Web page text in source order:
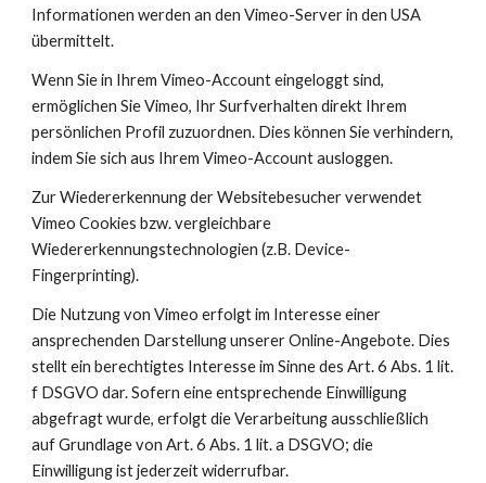
Informationen werden an den Vimeo-Server in den USA
übermittelt.
Wenn Sie in Ihrem Vimeo-Account eingeloggt sind,
ermöglichen Sie Vimeo, Ihr Surfverhalten direkt Ihrem
persönlichen Profil zuzuordnen. Dies können Sie verhindern,
indem Sie sich aus Ihrem Vimeo-Account ausloggen.
Zur Wiedererkennung der Websitebesucher verwendet
Vimeo Cookies bzw. vergleichbare
Wiedererkennungstechnologien (z.B. Device-
Fingerprinting).
Die Nutzung von Vimeo erfolgt im Interesse einer
ansprechenden Darstellung unserer Online-Angebote. Dies
stellt ein berechtigtes Interesse im Sinne des Art. 6 Abs. 1 lit.
f DSGVO dar. Sofern eine entsprechende Einwilligung
abgefragt wurde, erfolgt die Verarbeitung ausschließlich
auf Grundlage von Art. 6 Abs. 1 lit. a DSGVO; die
Einwilligung ist jederzeit widerrufbar.